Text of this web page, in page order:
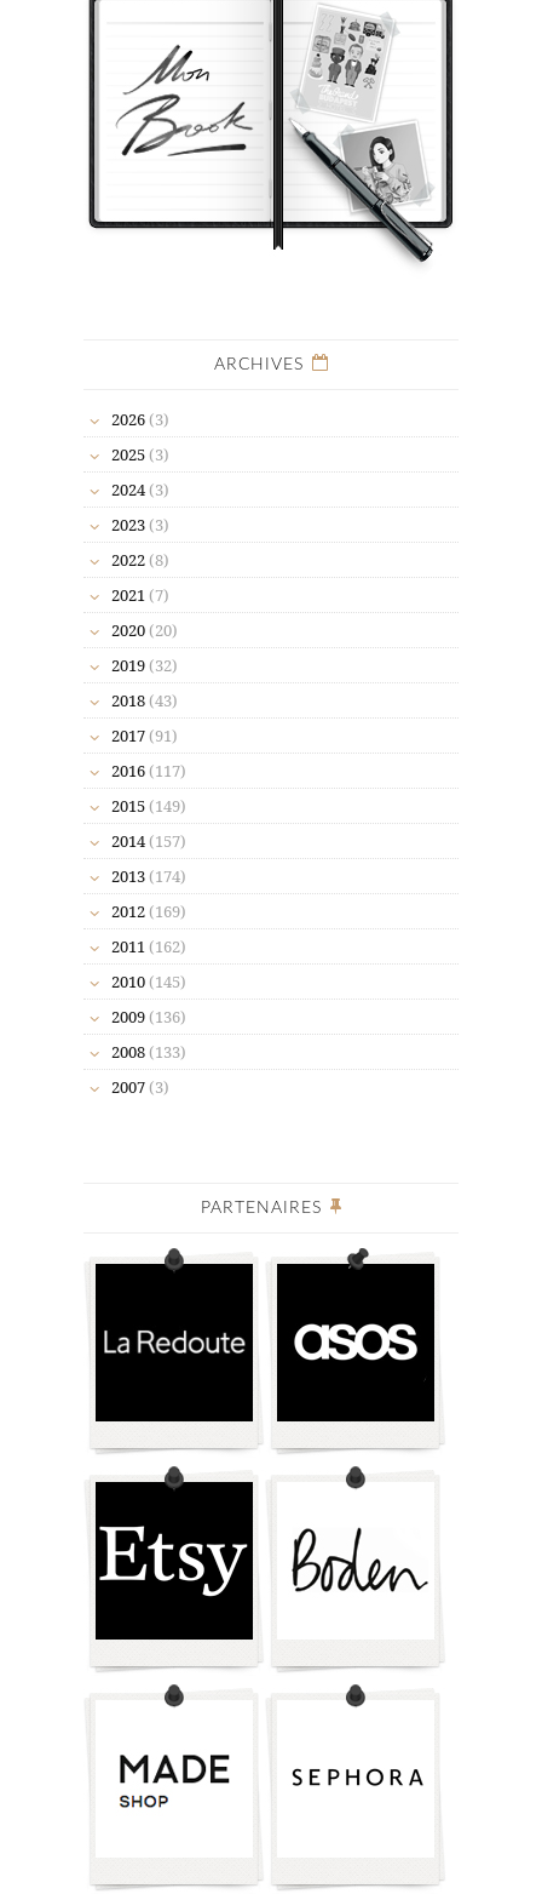
ARCHIVES
2026 (3)
2025 (3)
2024 (3)
2023 (3)
2022 (8)
2021 (7)
2020 (20)
2019 (32)
2018 (43)
2017 (91)
2016 (117)
2015 (149)
2014 (157)
2013 (174)
2012 (169)
2011 (162)
2010 (145)
2009 (136)
2008 (133)
2007 (3)
PARTENAIRES